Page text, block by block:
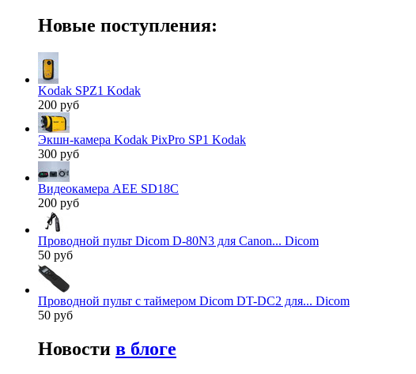
Новые поступления:
Kodak SPZ1 Kodak
200 руб
Экшн-камера Kodak PixPro SP1 Kodak
300 руб
Видеокамера AEE SD18C
200 руб
Проводной пульт Dicom D-80N3 для Canon... Dicom
50 руб
Проводной пульт с таймером Dicom DT-DC2 для... Dicom
50 руб
Новости в блоге